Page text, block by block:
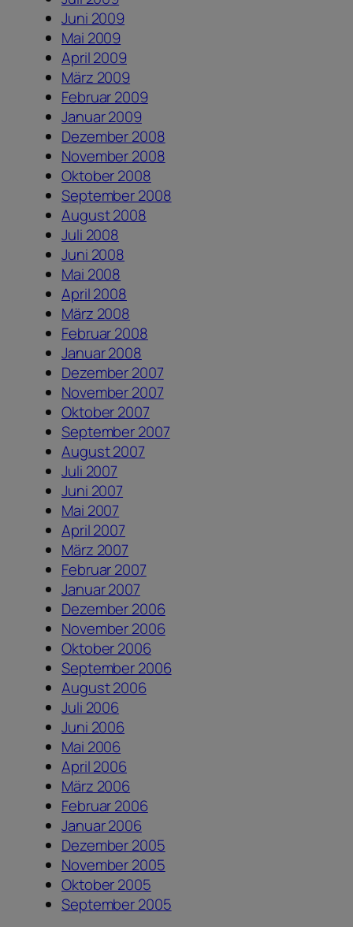
Juni 2009
Mai 2009
April 2009
März 2009
Februar 2009
Januar 2009
Dezember 2008
November 2008
Oktober 2008
September 2008
August 2008
Juli 2008
Juni 2008
Mai 2008
April 2008
März 2008
Februar 2008
Januar 2008
Dezember 2007
November 2007
Oktober 2007
September 2007
August 2007
Juli 2007
Juni 2007
Mai 2007
April 2007
März 2007
Februar 2007
Januar 2007
Dezember 2006
November 2006
Oktober 2006
September 2006
August 2006
Juli 2006
Juni 2006
Mai 2006
April 2006
März 2006
Februar 2006
Januar 2006
Dezember 2005
November 2005
Oktober 2005
September 2005